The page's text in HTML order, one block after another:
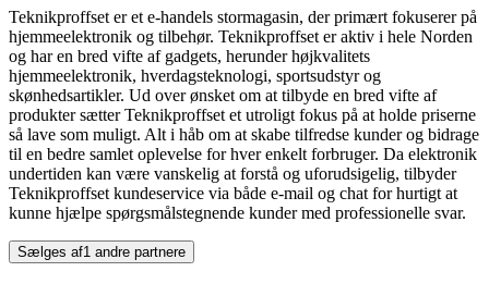
Teknikproffset er et e-handels stormagasin, der primært fokuserer på
hjemmeelektronik og tilbehør. Teknikproffset er aktiv i hele Norden
og har en bred vifte af gadgets, herunder højkvalitets
hjemmeelektronik, hverdagsteknologi, sportsudstyr og
skønhedsartikler. Ud over ønsket om at tilbyde en bred vifte af
produkter sætter Teknikproffset et utroligt fokus på at holde priserne
så lave som muligt. Alt i håb om at skabe tilfredse kunder og bidrage
til en bedre samlet oplevelse for hver enkelt forbruger. Da elektronik
undertiden kan være vanskelig at forstå og uforudsigelig, tilbyder
Teknikproffset kundeservice via både e-mail og chat for hurtigt at
kunne hjælpe spørgsmålstegnende kunder med professionelle svar.
Sælges af1 andre partnere